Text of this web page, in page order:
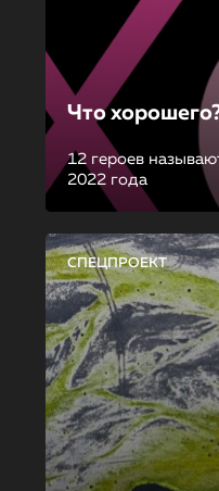
Что
12 героев
2022 года
СПЕЦПРОЕКТ